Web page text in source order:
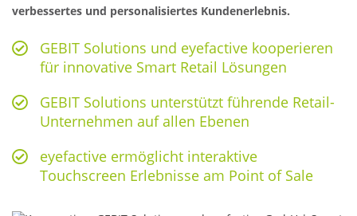
verbessertes und personalisiertes Kundenerlebnis.
GEBIT Solutions und eyefactive kooperieren
für innovative Smart Retail Lösungen
GEBIT Solutions unterstützt führende Retail-
Unternehmen auf allen Ebenen
eyefactive ermöglicht interaktive
Touchscreen Erlebnisse am Point of Sale